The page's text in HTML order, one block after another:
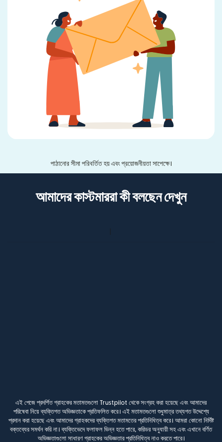
পাঠানোর সীমা পরিবর্তিত হয় এবং প্রয়োজনীয়তা সাপেক্ষে।
আমাদের কাস্টমাররা কী বলছেন দেখুন
এই পেজে প্রদর্শিত গ্রাহকের মতামতগুলো Trustpilot থেকে সংগ্রহ করা হয়েছে এবং আমাদের
পরিষেবা নিয়ে ব্যক্তিগত অভিজ্ঞতাকে প্রতিফলিত করে। এই মতামতগুলো শুধুমাত্র তথ্যগত উদ্দেশ্যে
প্রদান করা হয়েছে এবং আমাদের গ্রাহকদের ব্যক্তিগত মতামতের প্রতিনিধিত্ব করে। আমরা কোনো নির্দিষ্ট
বক্তব্যের সমর্থন করি না। ব্যক্তিভেদে ফলাফল ভিন্ন হতে পারে, করিডর অনুযায়ী সহ এবং এখানে বর্ণিত
অভিজ্ঞতাগুলো সাধারণ গ্রাহকের অভিজ্ঞতার প্রতিনিধিত্ব নাও করতে পারে।